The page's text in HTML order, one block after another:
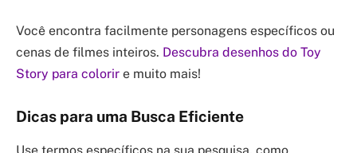
Você encontra facilmente personagens específicos ou
cenas de filmes inteiros. Descubra desenhos do Toy
Story para colorir e muito mais!
Dicas para uma Busca Eficiente